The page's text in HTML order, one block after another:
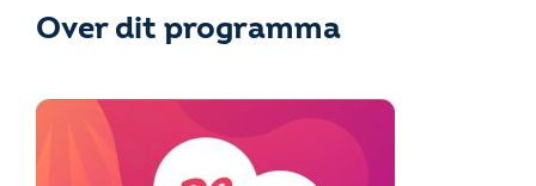
Over dit programma